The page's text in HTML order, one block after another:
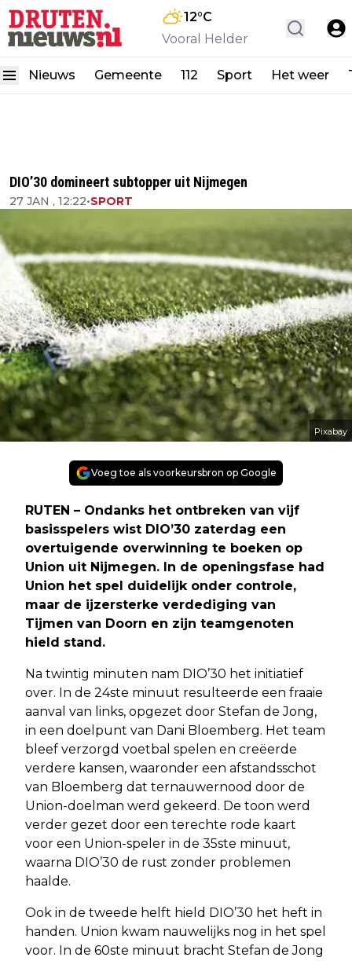
12°C
Vooral Helder
Nieuws Gemeente 112 Sport Het weer
DIO’30 domineert subtopper uit Nijmegen
27 JAN , 12:22•SPORT
Pixabay
Voeg toe als voorkeursbron op Google
RUTEN – Ondanks het ontbreken van vijf
basisspelers wist DIO’30 zaterdag een
overtuigende overwinning te boeken op
Union uit Nijmegen. In de openingsfase had
Union het spel duidelijk onder controle,
maar de ijzersterke verdediging van
Tijmen van Doorn en zijn teamgenoten
hield stand.
Na twintig minuten nam DIO’30 het initiatief
over. In de 24ste minuut resulteerde een fraaie
aanval van links, opgezet door Stefan de Jong,
in een doelpunt van Dani Bloemberg. Het team
bleef verzorgd voetbal spelen en creëerde
verdere kansen, waaronder een afstandsschot
van Bloemberg dat ternauwernood door de
Union-doelman werd gekeerd. De toon werd
verder gezet door een terechte rode kaart
voor een Union-speler in de 35ste minuut,
waarna DIO’30 de rust zonder problemen
haalde.
Ook in de tweede helft hield DIO’30 het heft in
handen. Union kwam nauwelijks nog in het spel
voor. In de 60ste minuut bracht Stefan de Jong